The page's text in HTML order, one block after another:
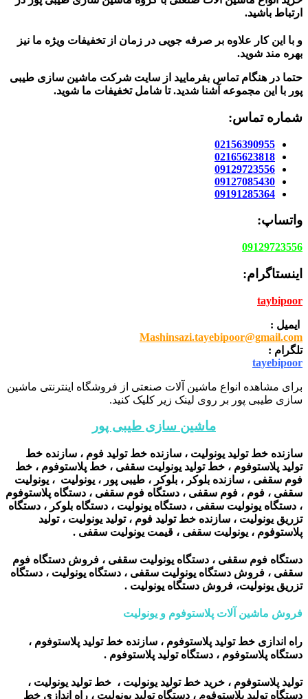
ارتباط باشید.
و با این کار علاوه بر صرفه جویی در زمان از تخفیفات ویژه ما نیز
بهره مند شوید.
حتما در هنگام تماس بفرمایید از سایت شرکت ماشین سازی طیبی
پور با این مجموعه آشنا شدید. تا شامل تخفیفات ما شوید.
شماره تماس:
02156390955
02165623818
09129723556
09127085430
09191285364
واتساپ:
09129723556
اینستاگرام:
taybipoor
ایمیل :
Mashinsazi.tayebipoor@gmail.com
تلگرام :
tayebipoor
برای مشاهده انواع ماشین آلات صنعتی از فروشگاه اینترنتی ماشین
سازی طیبی پور بر روی لینک زیر کلیک کنید.
ماشین سازی طیبی پور
سازنده خط تولید یونولیت ، سازنده خط تولید فوم ، سازنده خط
تولید پلاستوفوم ، خط تولید یونولیت سقفی ، خط پلاستوفوم ، خط
فوم سقفی ، سازنده بلوکر ، بلوکر ، طیبی پور ، یونولیت ، یونولیت
سقفی ، فوم ، فوم سقفی ، دستگاه فوم سقفی ، دستگاه پلاستوفوم
، دستگاه یونولیت سقفی ، دستگاه یونولیت ، دستگاه بلوکر ، دستگاه
تزریق یونولیت ، سازنده خط تولید فوم ، تولید یونولیت ، تولید
پلاستوفوم ، یونولیت سقفی ، قیمت یونولیت سقفی .
دستگاه فوم سقفی ، دستگاه یونولیت سقفی ، فروش دستگاه فوم
سقفی ، فروش دستگاه یونولیت سقفی ، دستگاه یونولیت ، دستگاه
تزریق یونولیت، فروش دستگاه یونولیت .
فروش ماشین آلات پلاستوفوم و یونولیت
راه اندازی خط تولید پلاستوفوم ، سازنده خط تولید پلاستوفوم ،
دستگاه پلاستوفوم ، دستگاه تولید پلاستوفوم .
تولید پلاستوفوم ، خرید خط تولید یونولیت ، خط تولید یونولیت ،
دستگاه تولید پلاستوفوم ، دستگاه تولید یونولیت ، راه اندازی خط